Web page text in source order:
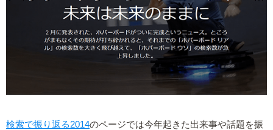
検索で振り返る2014のページでは今年起きた出来事や話題を振